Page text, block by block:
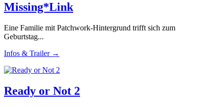
Missing*Link
Eine Familie mit Patchwork-Hintergrund trifft sich zum
Geburtstag...
Infos & Trailer →
Ready or Not 2